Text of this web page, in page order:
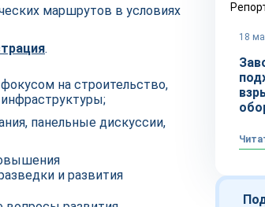
маршрутов в условиях
.
на строительство,
панельные дискуссии,
и развития
18